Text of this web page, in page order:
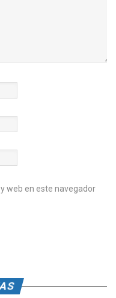
web en este navegador